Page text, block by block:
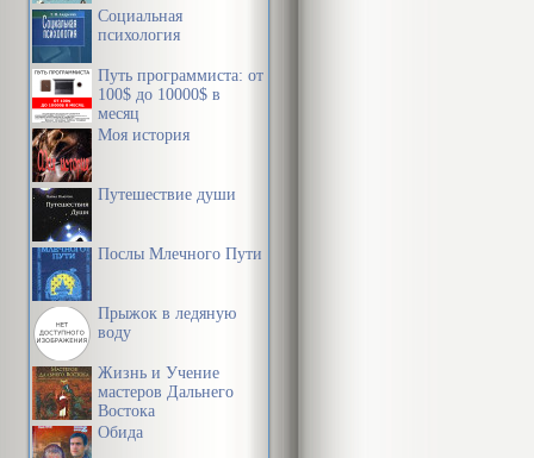
Социальная
психология
Путь программиста: от
100$ до 10000$ в
месяц
Моя история
Путешествие души
Послы Млечного Пути
Прыжок в ледяную
воду
Жизнь и Учение
мастеров Дальнего
Востока
Обида